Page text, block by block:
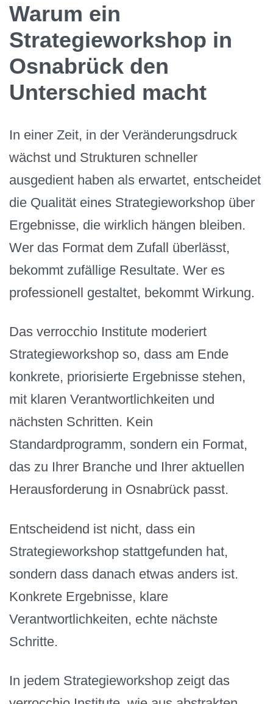
Warum ein
Strategieworkshop in
Osnabrück den
Unterschied macht
In einer Zeit, in der Veränderungsdruck
wächst und Strukturen schneller
ausgedient haben als erwartet, entscheidet
die Qualität eines Strategieworkshop über
Ergebnisse, die wirklich hängen bleiben.
Wer das Format dem Zufall überlässt,
bekommt zufällige Resultate. Wer es
professionell gestaltet, bekommt Wirkung.
Das verrocchio Institute moderiert
Strategieworkshop so, dass am Ende
konkrete, priorisierte Ergebnisse stehen,
mit klaren Verantwortlichkeiten und
nächsten Schritten. Kein
Standardprogramm, sondern ein Format,
das zu Ihrer Branche und Ihrer aktuellen
Herausforderung in Osnabrück passt.
Entscheidend ist nicht, dass ein
Strategieworkshop stattgefunden hat,
sondern dass danach etwas anders ist.
Konkrete Ergebnisse, klare
Verantwortlichkeiten, echte nächste
Schritte.
In jedem Strategieworkshop zeigt das